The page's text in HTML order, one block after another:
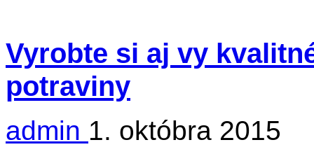
Vyrobte si aj vy
potraviny
admin 1. októbra 2015